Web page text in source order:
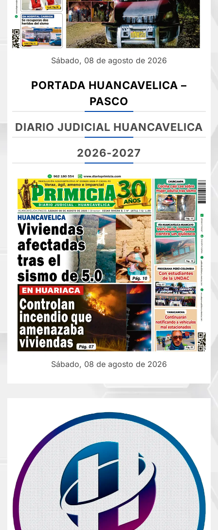
Sábado, 08 de agosto de 2026
PORTADA HUANCAVELICA –
PASCO
DIARIO JUDICIAL HUANCAVELICA
2026-2027
Sábado, 08 de agosto de 2026